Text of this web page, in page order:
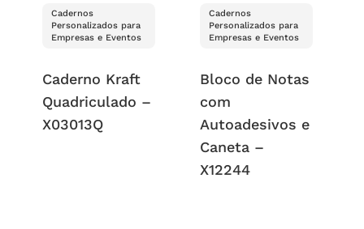
Cadernos
Personalizados para
Empresas e Eventos
Caderno Kraft
Quadriculado –
X03013Q
Cadernos
Personalizados para
Empresas e Eventos
Bloco de Notas
com
Autoadesivos e
Caneta –
X12244